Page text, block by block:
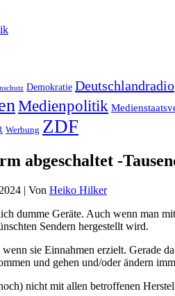
Demokratie Deutschlandradio
Medienpolitik
Werbung ZDF
abgeschaltet -
| Von Heiko Hilker
dumme Geräte. Auch wenn man
Sendern hergestellt wird.
wenn sie Einnahmen erzielt. Gerade
und gehen und/oder ändern
nicht mit allen betroffenen